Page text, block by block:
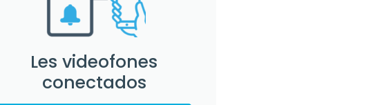
Les videofones
conectados